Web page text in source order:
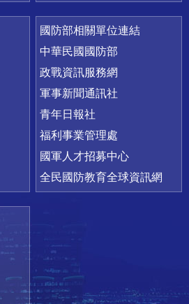
國防部相關單位連結
中華民國國防部
政戰資訊服務網
軍事新聞通訊社
青年日報社
福利事業管理處
國軍人才招募中心
全民國防教育全球資訊網